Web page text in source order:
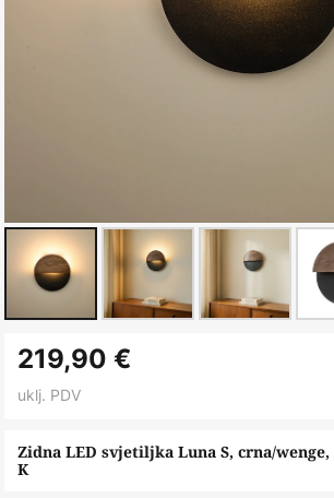
to
the
of
the
Zidna LED svjetiljka Luna S, crna/
K
219,90 €
uklj. PDV